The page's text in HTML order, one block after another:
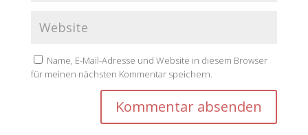
Name, E-Mail-Adresse und Website in diesem Browser
für meinen nächsten Kommentar speichern.